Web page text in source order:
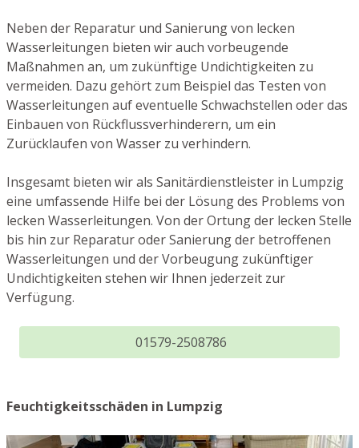
Neben der Reparatur und Sanierung von lecken
Wasserleitungen bieten wir auch vorbeugende
Maßnahmen an, um zukünftige Undichtigkeiten zu
vermeiden. Dazu gehört zum Beispiel das Testen von
Wasserleitungen auf eventuelle Schwachstellen oder das
Einbauen von Rückflussverhinderern, um ein
Zurücklaufen von Wasser zu verhindern.
Insgesamt bieten wir als Sanitärdienstleister in Lumpzig
eine umfassende Hilfe bei der Lösung des Problems von
lecken Wasserleitungen. Von der Ortung der lecken Stelle
bis hin zur Reparatur oder Sanierung der betroffenen
Wasserleitungen und der Vorbeugung zukünftiger
Undichtigkeiten stehen wir Ihnen jederzeit zur
Verfügung.
01579-2508786
Feuchtigkeitsschäden in Lumpzig